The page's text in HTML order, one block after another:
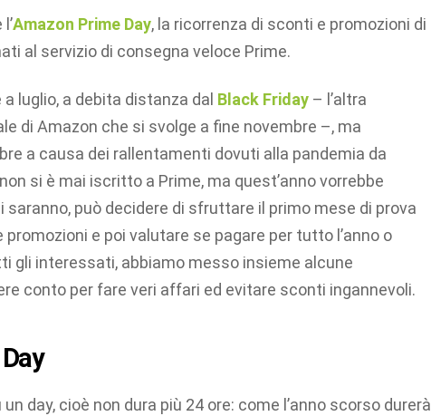
Amazon Prime Day, la ricorrenza di sconti e promozioni di
al servizio di consegna veloce Prime.
luglio, a debita distanza dal Black Friday – l’altra
di Amazon che si svolge a fine novembre –, ma
a causa dei rallentamenti dovuti alla pandemia da
si è mai iscritto a Prime, ma quest’anno vorrebbe
può decidere di sfruttare il primo mese di prova
e poi valutare se pagare per tutto l’anno o
gli interessati, abbiamo messo insieme alcune
conto per fare veri affari ed evitare sconti ingannevoli.
day, cioè non dura più 24 ore: come l’anno scorso durerà